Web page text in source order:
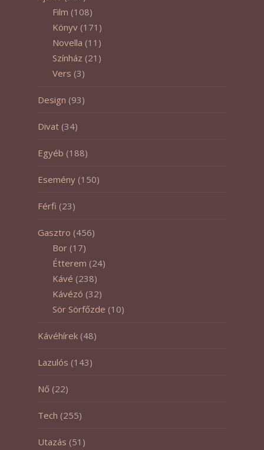
Film (108)
Könyv (171)
Novella (11)
Színház (21)
Vers (3)
Design (93)
Divat (34)
Egyéb (188)
Esemény (150)
Férfi (23)
Gasztro (456)
Bor (17)
Étterem (24)
Kávé (238)
Kávézó (32)
Sör Sörfőzde (10)
Kávéhírek (48)
Lazulós (143)
Nő (22)
Tech (255)
Utazás (51)